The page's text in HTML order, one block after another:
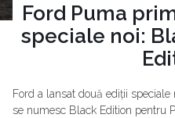
Ford Puma
speciale noi:
Ford a lansat două ediții
se numesc Black Edition pentru